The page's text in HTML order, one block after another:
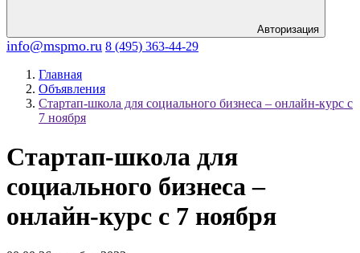
Авторизация
info@mspmo.ru 8 (495) 363-44-29
Главная
Объявления
Стартап-школа для социального бизнеса – онлайн-курс с
7 ноября
Стартап-школа для
социального бизнеса –
онлайн-курс с 7 ноября